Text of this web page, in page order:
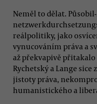
Neměl to dělat.
reálpolitiky, jako
vynucováním práva a
až překvapivě
Rychetský a Lange
jistoty práva,
humanistického a